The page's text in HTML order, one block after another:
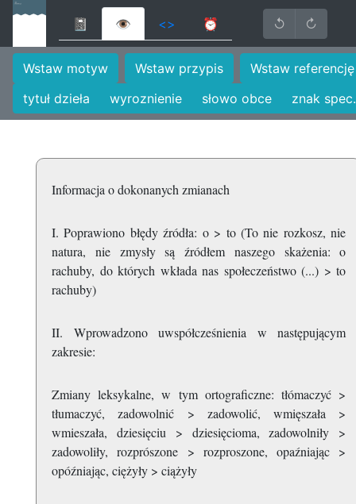
📓 👁 <> ⏰ ↺ ↻
Wstaw motyw Wstaw przypis
Wstaw referencję
tytuł dzieła
wyroznienie słowo obce znak spec.
Informacja o dokonanych zmianach
I. Poprawiono błędy źródła: o > to (To nie rozkosz, nie
natura, nie zmysły są źródłem naszego skażenia: o
rachuby, do których wkłada nas społeczeństwo (...) > to
rachuby)
II. Wprowadzono uwspółcześnienia w następującym
zakresie:
Zmiany leksykalne, w tym ortograficzne: tłómaczyć >
tłumaczyć, zadowolnić > zadowolić, wmięszała >
wmieszała, dziesięciu > dziesięcioma, zadowolniły >
zadowoliły, rozprószone > rozproszone, opaźniając >
opóźniając, ciężyły > ciążyły